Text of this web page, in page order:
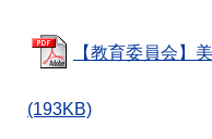
【教育委員会】
(193KB)